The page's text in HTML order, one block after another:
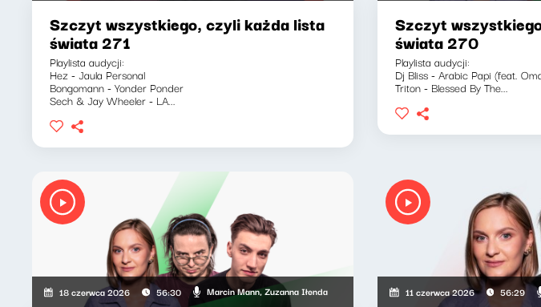
Szczyt wszystkiego, czyli każda lista
świata 271
Playlista audycji:
Hez - Jaula Personal
Bongomann - Yonder Ponder
Sech & Jay Wheeler - LA...
Szczyt
świata 270
Playlista audycji:
Dj Bliss - Arabic Papi (feat.
Triton - Blessed By The...
18 czerwca 2026 56:30 Marcin Mann, Zuzanna Iłenda 11 czerwca 2026 56:29